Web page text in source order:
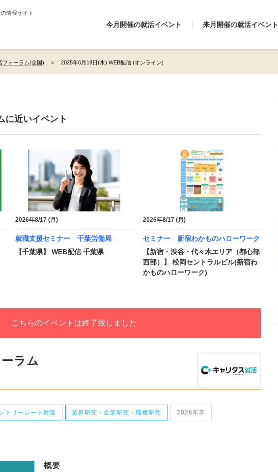
情報サイト
今月開催の就活イベント 来月開催の就活イベント
フォーラム(全国) 2025年6月18日(水) WEB配信 (オンライン)
に近いイベント
2026年8/17 (月)
就職支援セミナー 千葉労働局
【千葉県】 WEB配信 千葉県
2026年8/17 (月)
セミナー 新宿わかものハローワーク
【新宿・渋谷・代々木エリア（都心部
西部）】 松岡セントラルビル(新宿わ
かものハローワーク)
こちらのイベントは終了致しました
ラム
トリーシート対策 業界研究・企業研究・職種研究 2026年卒
概要